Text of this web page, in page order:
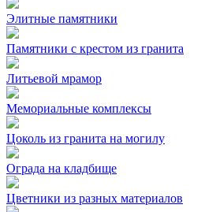
Элитные памятники
Памятники с крестом из гранита
Литьевой мрамор
Мемориальные комплексы
Цоколь из гранита на могилу
Ограда на кладбище
Цветники из разных материалов